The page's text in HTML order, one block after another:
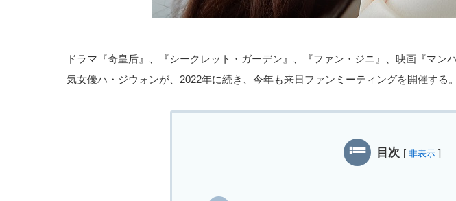
ドラマ『奇皇后』、『シークレット・ガーデン』、『ファン・ジニ』、映画『マン
気女優ハ・ジウォンが、2022年に続き、今年も来日ファンミーティングを開催する。
目次 [ 非表示 ]